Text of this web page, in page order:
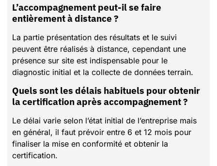
L’accompagnement peut-il se faire
entièrement à distance ?
La partie présentation des résultats et le suivi
peuvent être réalisés à distance, cependant une
présence sur site est indispensable pour le
diagnostic initial et la collecte de données terrain.
Quels sont les délais habituels pour obtenir
la certification après accompagnement ?
Le délai varie selon l’état initial de l’entreprise mais
en général, il faut prévoir entre 6 et 12 mois pour
finaliser la mise en conformité et obtenir la
certification.